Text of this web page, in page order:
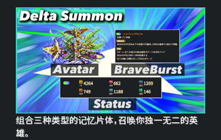
组合三种类型的记忆片体，召唤你独一无二的英
雄。